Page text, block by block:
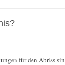
für den Abriss